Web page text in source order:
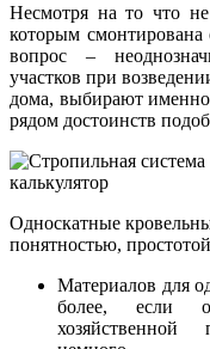
Несмотря на то что не
которым смонтирована
вопрос –
участков при
дома, выбирают именно
рядом достоинств
Односкатные
понятностью,
Материалов для
более, если
хозяйственной